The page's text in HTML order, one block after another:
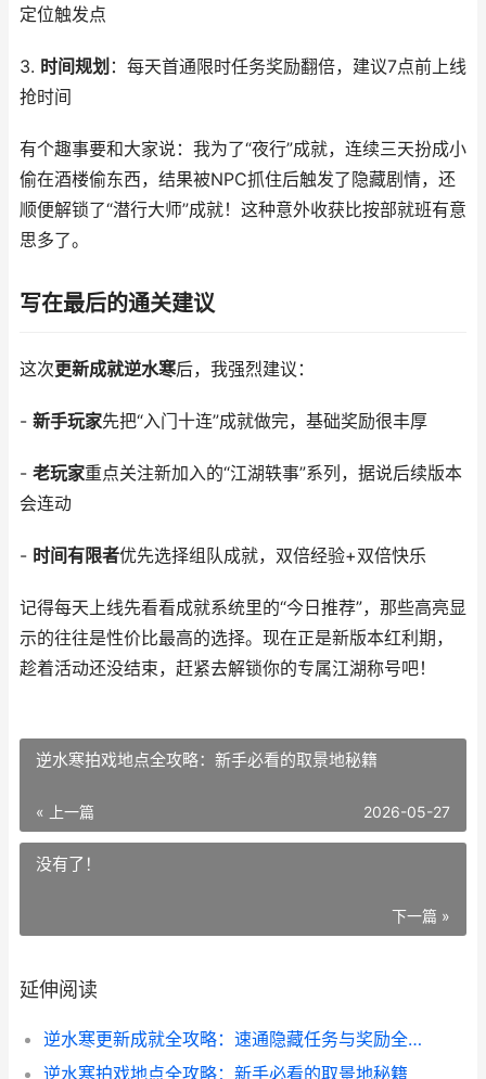
定位触发点
3. 时间规划 ：每天首通限时任务奖励翻倍，建议7点前上线
抢时间
有个趣事要和大家说：我为了“夜行”成就，连续三天扮成小
偷在酒楼偷东西，结果被NPC抓住后触发了隐藏剧情，还
顺便解锁了“潜行大师”成就！这种意外收获比按部就班有意
思多了。
写在最后的通关建议
这次更新成就逆水寒后，我强烈建议：
- 新手玩家先把“入门十连”成就做完，基础奖励很丰厚
- 老玩家重点关注新加入的“江湖轶事”系列，据说后续版本
会连动
- 时间有限者优先选择组队成就，双倍经验+双倍快乐
记得每天上线先看看成就系统里的“今日推荐”，那些高亮显
示的往往是性价比最高的选择。现在正是新版本红利期，
趁着活动还没结束，赶紧去解锁你的专属江湖称号吧！
逆水寒拍戏地点全攻略：新手必看的取景地秘籍
« 上一篇 2026-05-27
没有了！
下一篇 »
延伸阅读
逆水寒更新成就全攻略：速通隐藏任务与奖励全解析
逆水寒拍戏地点全攻略：新手必看的取景地秘籍